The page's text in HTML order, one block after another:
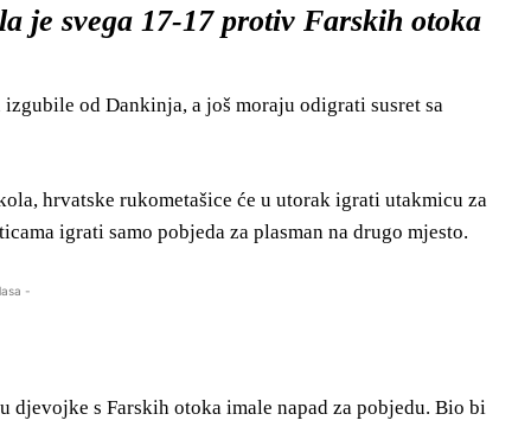
je svega 17-17 protiv Farskih otoka
od Dankinja, a još moraju odigrati susret sa
hrvatske rukometašice će u utorak igrati utakmicu za
igrati samo pobjeda za plasman na drugo mjesto.
-
s Farskih otoka imale napad za pobjedu. Bio bi